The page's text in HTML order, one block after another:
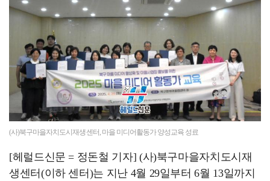
(사)북구마을자치도시재생센터, 마을 미디어활동가 양성교육 성료
[헤럴드신문 = 정돈철 기자] (사)북구마을자치도시재
생센터(이하 센터)는 지난 4월 29일부터 6월 13일까지